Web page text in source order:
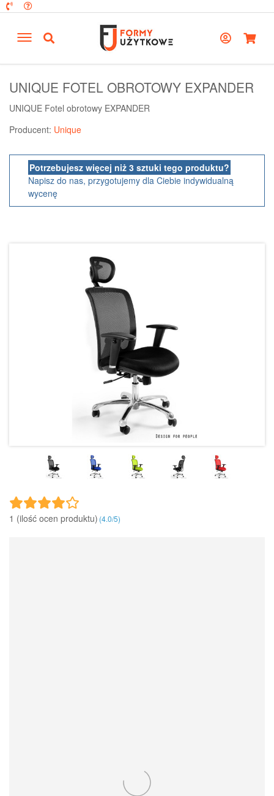
UNIQUE FOTEL OBROTOWY EXPANDER
UNIQUE Fotel obrotowy EXPANDER
Producent: Unique
Potrzebujesz więcej niż 3 sztuki tego produktu?
Napisz do nas, przygotujemy dla Ciebie indywidualną
wycenę
1 (ilość ocen produktu)‎(4.0/5)